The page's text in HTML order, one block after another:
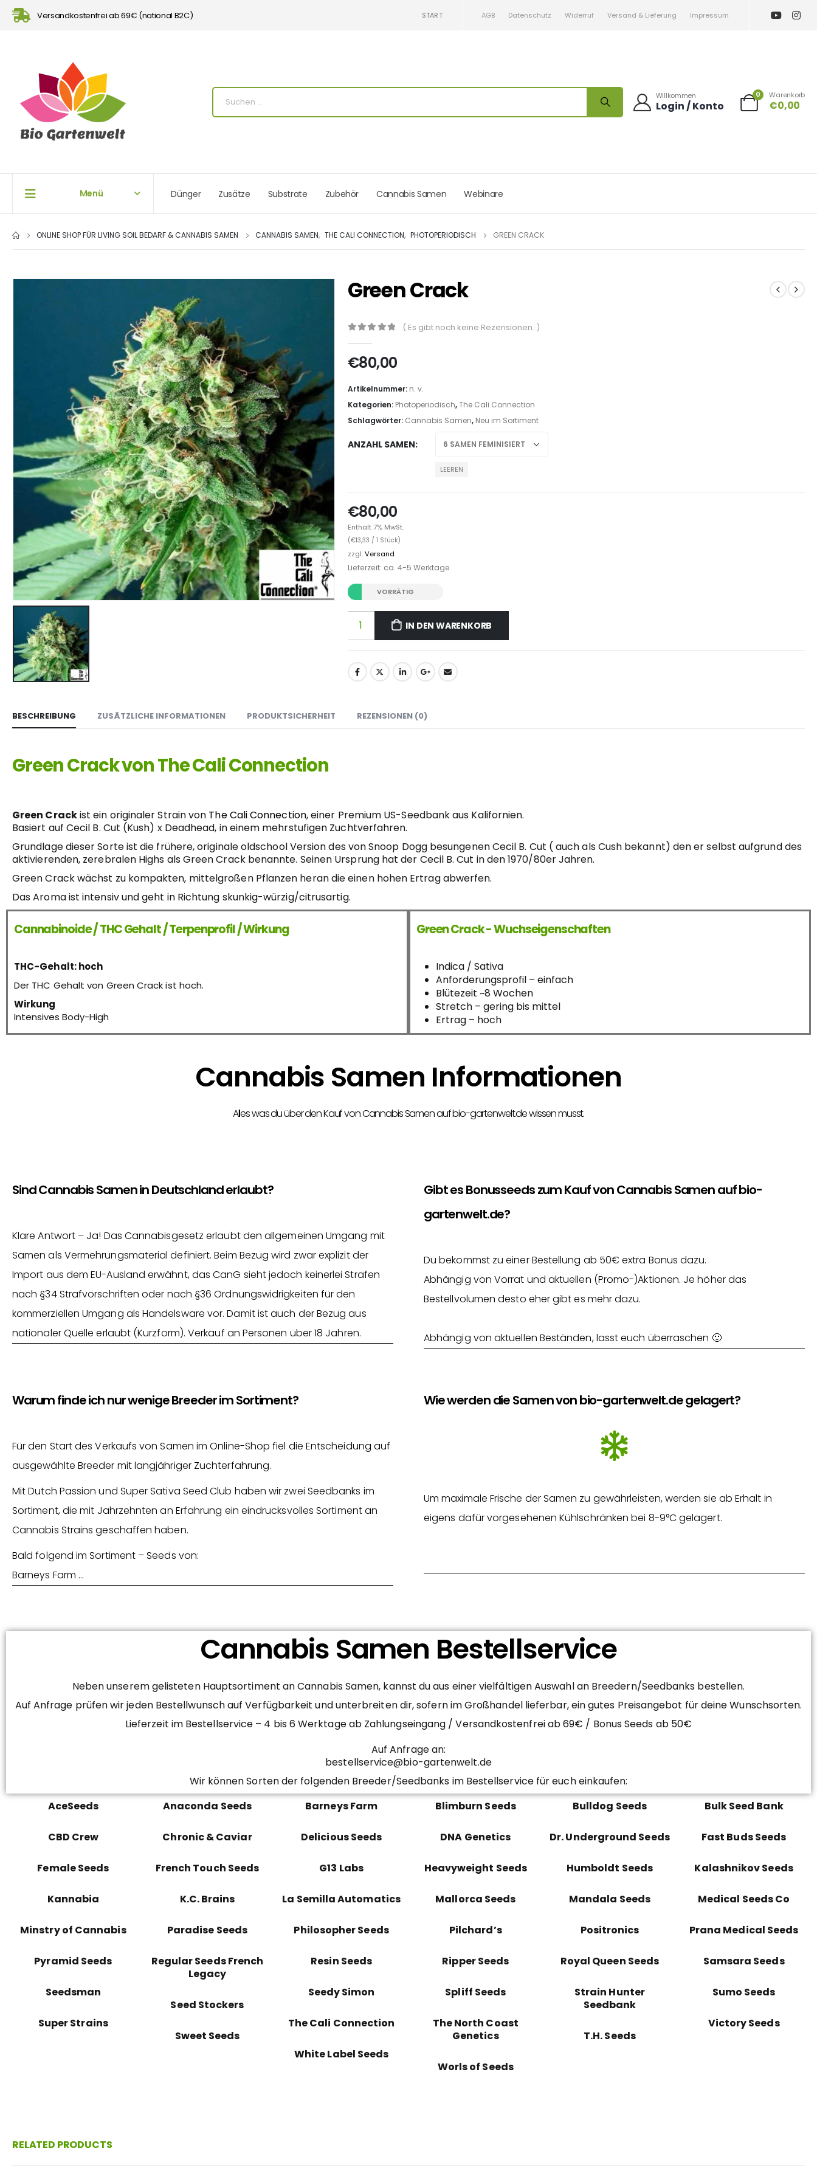
Versandkostenfrei ab 69€ (national B2C) START AGB Datenschutz Widerruf Versand & Lieferung Impressum
Willkommen
Login / Konto
0 Warenkorb
€0,00
Menü Dünger Zusätze Substrate Zubehör Cannabis Samen Webinare
ONLINE SHOP FÜR LIVING SOIL BEDARF & CANNABIS SAMEN CANNABIS SAMEN, THE CALI CONNECTION, PHOTOPERIODISCH GREEN CRACK
Green Crack
( Es gibt noch keine Rezensionen. )
€80,00
Artikelnummer: n. v.
Kategorien: Photoperiodisch,The Cali Connection
Schlagwörter: Cannabis Samen, Neu im Sortiment
ANZAHL SAMEN
LEEREN
€80,00
Enthält 7% MwSt.
(€13,33 / 1 Stück)
zzgl.Versand
Lieferzeit: ca. 4-5 Werktage
VORRÄTIG
IN DEN WARENKORB
BESCHREIBUNG ZUSÄTZLICHE INFORMATIONEN PRODUKTSICHERHEIT REZENSIONEN (0)
Green Crack von The Cali Connection
Green Crackist ein originaler Strain von The Cali Connection, einer Premium US-Seedbank aus Kalifornien.
Basiert auf Cecil B. Cut (Kush) x Deadhead, in einem mehrstufigen Zuchtverfahren.
Grundlage dieser Sorte ist die frühere, originale oldschool Version des von Snoop Dogg besungenen Cecil B. Cut ( auch als Cush bekannt) den er selbst aufgrund des
aktivierenden, zerebralen Highs als Green Crack benannte. Seinen Ursprung hat der Cecil B. Cut in den 1970/80er Jahren.
Green Crack wächst zu kompakten, mittelgroßen Pflanzen heran die einen hohen Ertrag abwerfen.
Das Aroma ist intensiv und geht in Richtung skunkig-würzig/citrusartig.
Cannabinoide / THC Gehalt / Terpenprofil / Wirkung
THC-Gehalt: hoch
Der THC Gehalt von Green Crack ist hoch.
Wirkung
Intensives Body-High
Green Crack - Wuchseigenschaften
Indica / Sativa
Anforderungsprofil – einfach
Blütezeit ~8 Wochen
Stretch – gering bis mittel
Ertrag – hoch
Cannabis Samen Informationen
Alles was du über den Kauf von Cannabis Samen auf bio-gartenwelt.de wissen musst.
Sind Cannabis Samen in Deutschland erlaubt?
Klare Antwort – Ja! Das Cannabisgesetz erlaubt den allgemeinen Umgang mit
Samen als Vermehrungsmaterial definiert. Beim Bezug wird zwar explizit der
Import aus dem EU-Ausland erwähnt, das CanG sieht jedoch keinerlei Strafen
nach §34 Strafvorschriften oder nach §36 Ordnungswidrigkeiten für den
kommerziellen Umgang als Handelsware vor. Damit ist auch der Bezug aus
nationaler Quelle erlaubt (Kurzform). Verkauf an Personen über 18 Jahren.
Gibt es Bonusseeds zum Kauf von Cannabis Samen auf bio-
gartenwelt.de?
Du bekommst zu einer Bestellung ab 50€ extra Bonus dazu.
Abhängig von Vorrat und aktuellen (Promo-)Aktionen. Je höher das
Bestellvolumen desto eher gibt es mehr dazu.
Abhängig von aktuellen Beständen, lasst euch überraschen 🙂
Warum finde ich nur wenige Breeder im Sortiment?
Für den Start des Verkaufs von Samen im Online-Shop fiel die Entscheidung auf
ausgewählte Breeder mit langjähriger Zuchterfahrung.
Mit Dutch Passion und Super Sativa Seed Club haben wir zwei Seedbanks im
Sortiment, die mit Jahrzehnten an Erfahrung ein eindrucksvolles Sortiment an
Cannabis Strains geschaffen haben.
Bald folgend im Sortiment – Seeds von:
Barneys Farm …
Wie werden die Samen von bio-gartenwelt.de gelagert?
Um maximale Frische der Samen zu gewährleisten, werden sie ab Erhalt in
eigens dafür vorgesehenen Kühlschränken bei 8-9°C gelagert.
Cannabis Samen Bestellservice
Neben unserem gelisteten Hauptsortiment an Cannabis Samen, kannst du aus einer vielfältigen Auswahl an Breedern/Seedbanks bestellen.
Auf Anfrage prüfen wir jeden Bestellwunsch auf Verfügbarkeit und unterbreiten dir, sofern im Großhandel lieferbar, ein gutes Preisangebot für deine Wunschsorten.
Lieferzeit im Bestellservice – 4 bis 6 Werktage ab Zahlungseingang / Versandkostenfrei ab 69€ / Bonus Seeds ab 50€
Auf Anfrage an:
bestellservice@bio-gartenwelt.de
Wir können Sorten der folgenden Breeder/Seedbanks im Bestellservice für euch einkaufen:
AceSeeds
CBD Crew
Female Seeds
Kannabia
Minstry of Cannabis
Pyramid Seeds
Seedsman
Super Strains
Anaconda Seeds
Chronic & Caviar
French Touch Seeds
K.C. Brains
Paradise Seeds
Regular Seeds French
Legacy
Seed Stockers
Sweet Seeds
Barneys Farm
Delicious Seeds
G13 Labs
La Semilla Automatics
Philosopher Seeds
Resin Seeds
Seedy Simon
The Cali Connection
White Label Seeds
Blimburn Seeds
DNA Genetics
Heavyweight Seeds
Mallorca Seeds
Pilchard’s
Ripper Seeds
Spliff Seeds
The North Coast
Genetics
Worls of Seeds
Bulldog Seeds
Dr. Underground Seeds
Humboldt Seeds
Mandala Seeds
Positronics
Royal Queen Seeds
Strain Hunter
Seedbank
T.H. Seeds
Bulk Seed Bank
Fast Buds Seeds
Kalashnikov Seeds
Medical Seeds Co
Prana Medical Seeds
Samsara Seeds
Sumo Seeds
Victory Seeds
RELATED PRODUCTS